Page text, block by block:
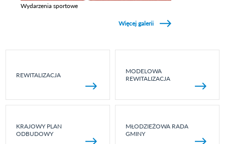
Wydarzenia sportowe
Więcej galerii
REWITALIZACJA
MODELOWA
REWITALIZACJA
KRAJOWY PLAN
ODBUDOWY
MŁODZIEŻOWA RADA
GMINY